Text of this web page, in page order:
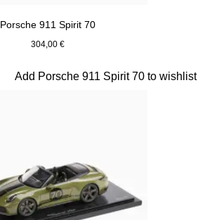
Porsche 911 Spirit 70
304,00 €
Add Porsche 911 Spirit 70 to wishlist